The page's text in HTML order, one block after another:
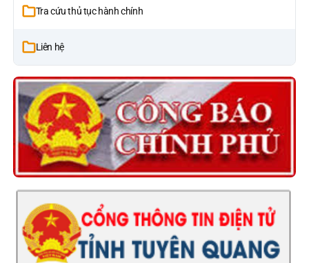
Tra cứu thủ tục hành chính
Liên hệ